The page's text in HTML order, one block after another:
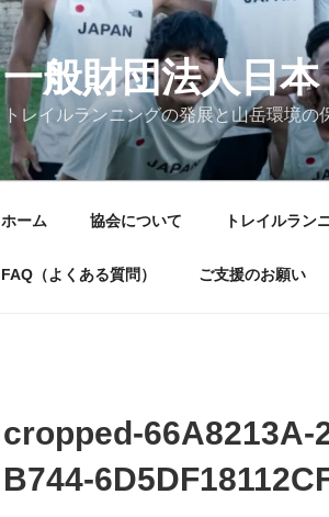
一般財団法人日
トレイルランニングの発展と山岳環境の
ホーム 協会について トレイルラン
FAQ（よくある質問） ご支援のお願い
cropped-66A8213A-
B744-